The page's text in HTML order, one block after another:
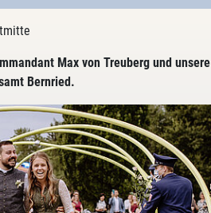
Max von Treuberg und unsere
Bernried.